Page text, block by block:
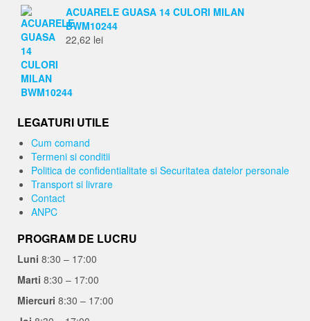
ACUARELE GUASA 14 CULORI MILAN
BWM10244
22,62 lei
LEGATURI UTILE
Cum comand
Termeni si conditii
Politica de confidentialitate si Securitatea datelor personale
Transport si livrare
Contact
ANPC
PROGRAM DE LUCRU
Luni 8:30 – 17:00
Marti 8:30 – 17:00
Miercuri 8:30 – 17:00